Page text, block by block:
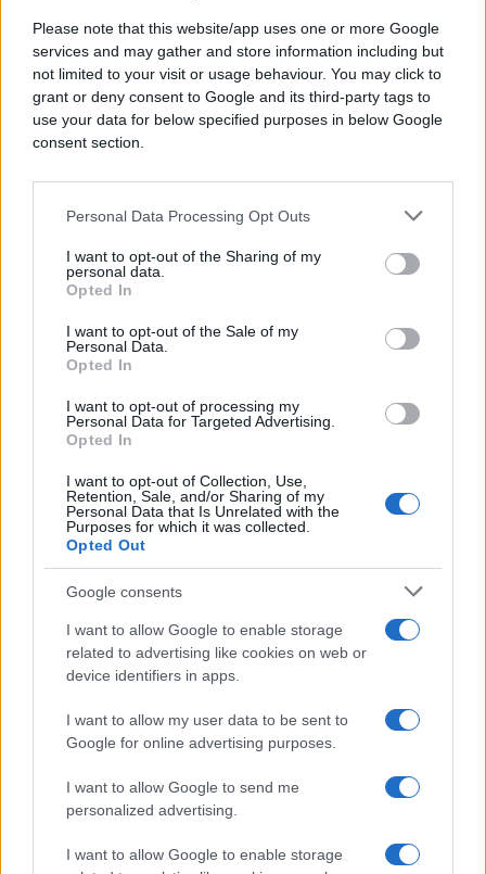
Please note that this website/app uses one or more Google
services and may gather and store information including but
not limited to your visit or usage behaviour. You may click to
grant or deny consent to Google and its third-party tags to
use your data for below specified purposes in below Google
consent section.
Personal Data Processing Opt Outs
I want to opt-out of the Sharing of my
personal data.
Opted In
I want to opt-out of the Sale of my
Personal Data.
Opted In
I want to opt-out of processing my
Personal Data for Targeted Advertising.
Opted In
I want to opt-out of Collection, Use,
Retention, Sale, and/or Sharing of my
Personal Data that Is Unrelated with the
Purposes for which it was collected.
Opted Out
Google consents
I want to allow Google to enable storage
related to advertising like cookies on web or
device identifiers in apps.
I want to allow my user data to be sent to
Google for online advertising purposes.
I want to allow Google to send me
personalized advertising.
I want to allow Google to enable storage